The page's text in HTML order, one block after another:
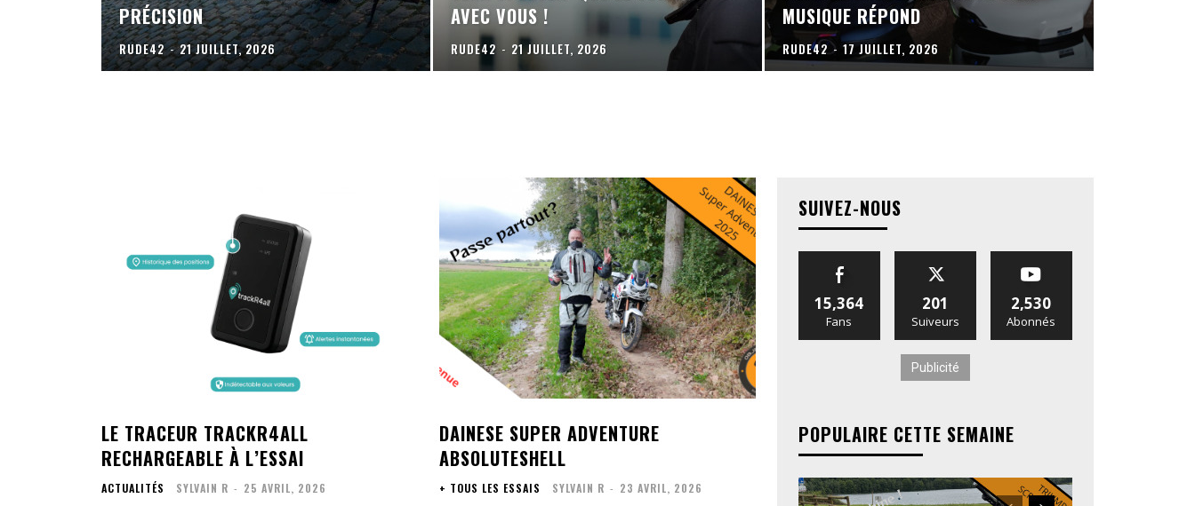
PRÉCISION
RUDE42 - 21 JUILLET, 2026
AVEC VOUS !
RUDE42 - 21 JUILLET, 2026
MUSIQUE RÉPOND
RUDE42 - 17 JUILLET, 2026
LE TRACEUR TRACKR4ALL
RECHARGEABLE À L’ESSAI
ACTUALITÉS SYLVAIN R - 25 AVRIL, 2026
DAINESE SUPER ADVENTURE
ABSOLUTESHELL
+ TOUS LES ESSAIS SYLVAIN R - 23 AVRIL, 2026
SUIVEZ-NOUS
15,364
Fans
201
Suiveurs
2,530
Abonnés
Publicité
POPULAIRE CETTE SEMAINE